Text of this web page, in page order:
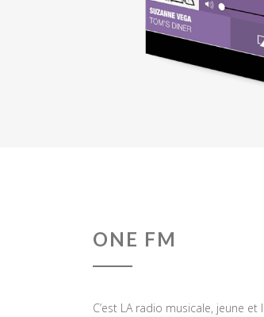
ONE FM
C’est LA radio musicale, jeune